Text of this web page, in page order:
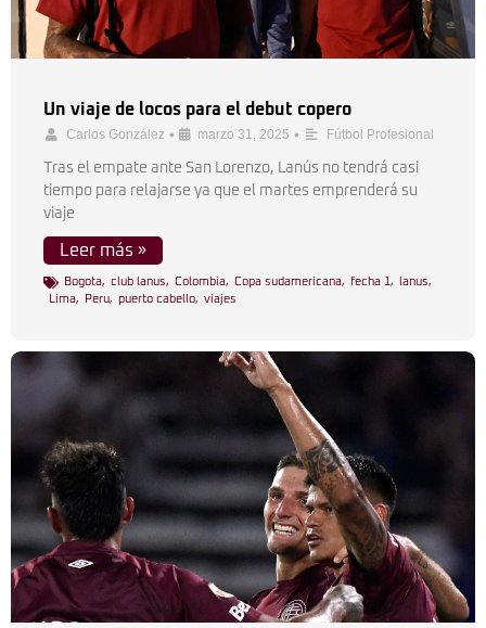
Un viaje de locos para el debut copero
Carlos González • marzo 31, 2025 • Fútbol Profesional
Tras el empate ante San Lorenzo, Lanús no tendrá casi
tiempo para relajarse ya que el martes emprenderá su
viaje
Leer más »
Bogota, club lanus, Colombia, Copa sudamericana, fecha 1 , lanus,
Lima, Peru, puerto cabello, viajes